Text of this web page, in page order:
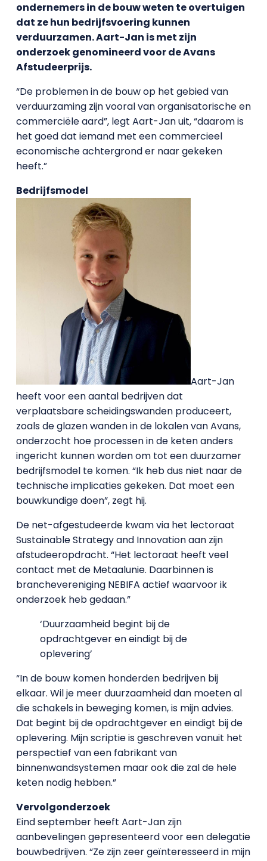
ondernemers in de bouw weten te overtuigen
dat ze hun bedrijfsvoering kunnen
verduurzamen. Aart-Jan is met zijn
onderzoek genomineerd voor de Avans
Afstudeerprijs.
“De problemen in de bouw op het gebied van
verduurzaming zijn vooral van organisatorische en
commerciële aard”, legt Aart-Jan uit, “daarom is
het goed dat iemand met een commercieel
economische achtergrond er naar gekeken
heeft.”
Bedrijfsmodel
Aart-Jan
heeft voor een aantal bedrijven dat
verplaatsbare scheidingswanden produceert,
zoals de glazen wanden in de lokalen van Avans,
onderzocht hoe processen in de keten anders
ingericht kunnen worden om tot een duurzamer
bedrijfsmodel te komen. “Ik heb dus niet naar de
technische implicaties gekeken. Dat moet een
bouwkundige doen”, zegt hij.
De net-afgestudeerde kwam via het lectoraat
Sustainable Strategy and Innovation aan zijn
afstudeeropdracht. “Het lectoraat heeft veel
contact met de Metaalunie. Daarbinnen is
branchevereniging NEBIFA actief waarvoor ik
onderzoek heb gedaan.”
‘Duurzaamheid begint bij de
opdrachtgever en eindigt bij de
oplevering’
“In de bouw komen honderden bedrijven bij
elkaar. Wil je meer duurzaamheid dan moeten al
die schakels in beweging komen, is mijn advies.
Dat begint bij de opdrachtgever en eindigt bij de
oplevering. Mijn scriptie is geschreven vanuit het
perspectief van een fabrikant van
binnenwandsystemen maar ook die zal de hele
keten nodig hebben.”
Vervolgonderzoek
Eind september heeft Aart-Jan zijn
aanbevelingen gepresenteerd voor een delegatie
bouwbedrijven. “Ze zijn zeer geïnteresseerd in mijn